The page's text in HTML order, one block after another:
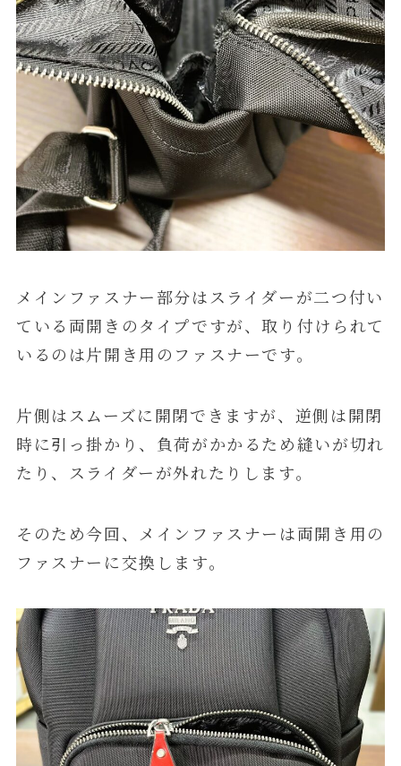
メインファスナー部分はスライダーが二つ付い
ている両開きのタイプですが、取り付けられて
いるのは片開き用のファスナーです。
片側はスムーズに開閉できますが、逆側は開閉
時に引っ掛かり、負荷がかかるため縫いが切れ
たり、スライダーが外れたりします。
そのため今回、メインファスナーは両開き用の
ファスナーに交換します。